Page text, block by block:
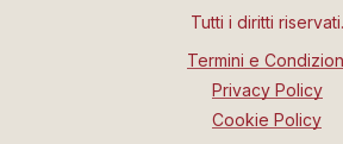
Tutti i diritti riservati.
Termini e
Privacy Policy
Cookie Policy